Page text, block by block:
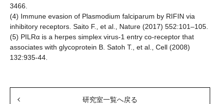
3466.
(4) Immune evasion of Plasmodium falciparum by RIFIN via
inhibitory receptors. Saito F., et al., Nature (2017) 552:101–105.
(5) PILRα is a herpes simplex virus-1 entry co-receptor that
associates with glycoprotein B. Satoh T., et al., Cell (2008)
132:935-44.
研究室一覧へ戻る